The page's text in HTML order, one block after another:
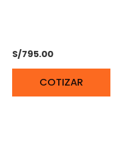
S/795.00
COTIZAR